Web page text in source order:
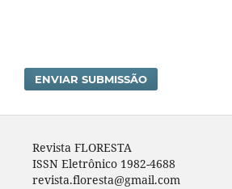
ENVIAR SUBMISSÃO
Revista FLORESTA
ISSN Eletrônico 1982-4688
revista.floresta@gmail.com